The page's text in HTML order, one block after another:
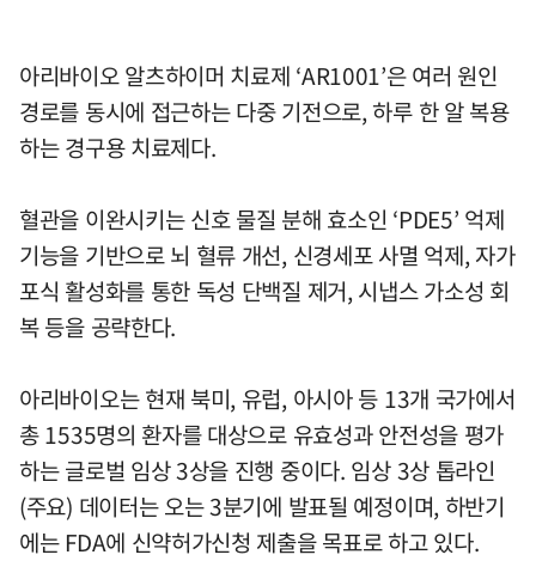
아리바이오 알츠하이머 치료제 ‘AR1001’은 여러 원인
경로를 동시에 접근하는 다중 기전으로, 하루 한 알 복용
하는 경구용 치료제다.
혈관을 이완시키는 신호 물질 분해 효소인 ‘PDE5’ 억제
기능을 기반으로 뇌 혈류 개선, 신경세포 사멸 억제, 자가
포식 활성화를 통한 독성 단백질 제거, 시냅스 가소성 회
복 등을 공략한다.
아리바이오는 현재 북미, 유럽, 아시아 등 13개 국가에서
총 1535명의 환자를 대상으로 유효성과 안전성을 평가
하는 글로벌 임상 3상을 진행 중이다. 임상 3상 톱라인
(주요) 데이터는 오는 3분기에 발표될 예정이며, 하반기
에는 FDA에 신약허가신청 제출을 목표로 하고 있다.